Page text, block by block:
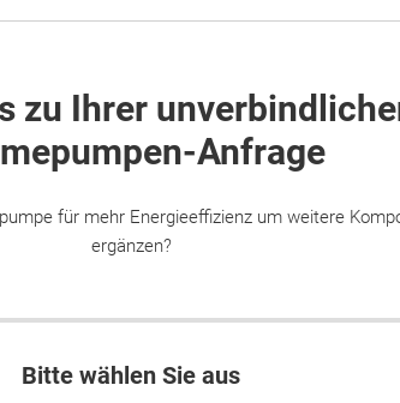
zu Ihrer
Anfrage
für mehr Energieeffizienz um weitere
ergänzen?
Bitte wählen Sie aus